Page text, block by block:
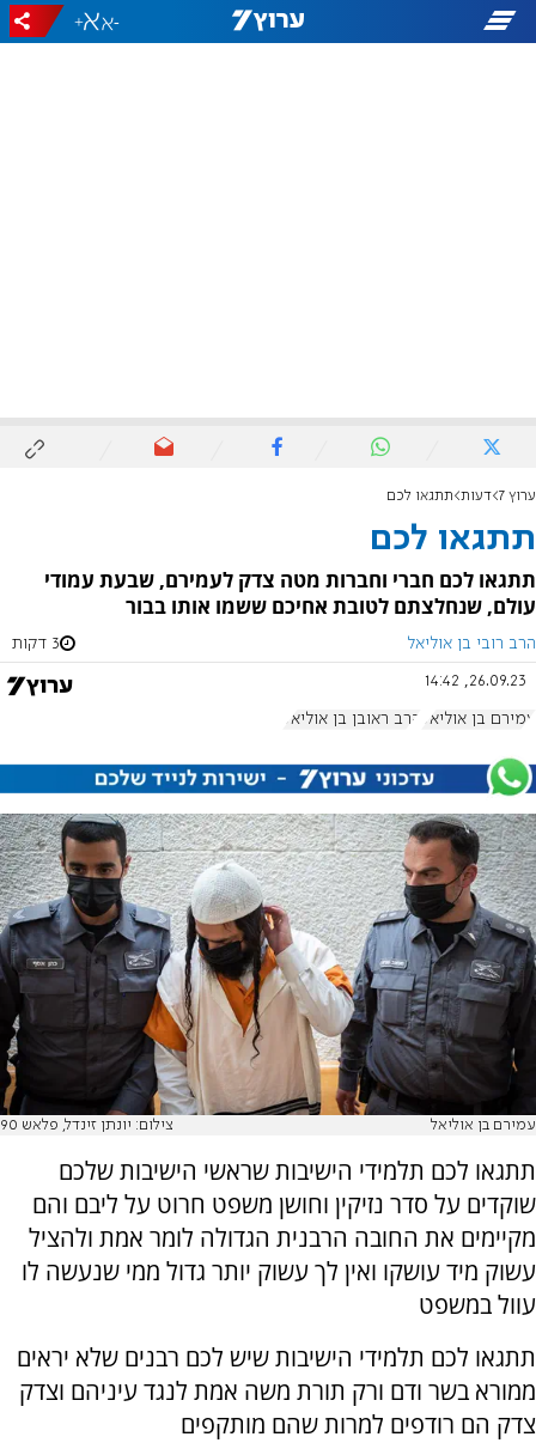
-
+
ערוץ 7 דעות תתגאו לכם
תתגאו לכם
תתגאו לכם חברי וחברות מטה צדק לעמירם, שבעת עמודי
עולם, שנחלצתם לטובת אחיכם ששמו אותו בבור
הרב רובי בן אוליאל 3 דקות
26.09.23, 14:42
עמירם בן אוליאל הרב ראובן בן אוליאל
עמירם בן אוליאל צילום: יונתן זינדל, פלאש 90
תתגאו לכם תלמידי הישיבות שראשי הישיבות שלכם
שוקדים על סדר נזיקין וחושן משפט חרוט על ליבם והם
מקיימים את החובה הרבנית הגדולה לומר אמת ולהציל
עשוק מיד עושקו ואין לך עשוק יותר גדול ממי שנעשה לו
עוול במשפט
תתגאו לכם תלמידי הישיבות שיש לכם רבנים שלא יראים
ממורא בשר ודם ורק תורת משה אמת לנגד עיניהם וצדק
צדק הם רודפים למרות שהם מותקפים